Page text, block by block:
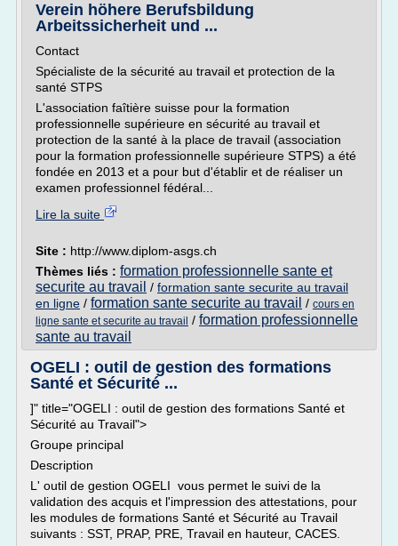
Verein höhere Berufsbildung
Arbeitssicherheit und ...
Contact
Spécialiste de la sécurité au travail et protection de la
santé STPS
L'association faîtière suisse pour la formation
professionnelle supérieure en sécurité au travail et
protection de la santé à la place de travail (association
pour la formation professionnelle supérieure STPS) a été
fondée en 2013 et a pour but d'établir et de réaliser un
examen professionnel fédéral...
Lire la suite
Site : http://www.diplom-asgs.ch
Thèmes liés : formation professionnelle sante et
securite au travail / formation sante securite au travail
en ligne / formation sante securite au travail / cours en
ligne sante et securite au travail / formation professionnelle
sante au travail
OGELI : outil de gestion des formations
Santé et Sécurité ...
]" title="OGELI : outil de gestion des formations Santé et
Sécurité au Travail">
Groupe principal
Description
L' outil de gestion OGELI vous permet le suivi de la
validation des acquis et l'impression des attestations, pour
les modules de formations Santé et Sécurité au Travail
suivants : SST, PRAP, PRE, Travail en hauteur, CACES.